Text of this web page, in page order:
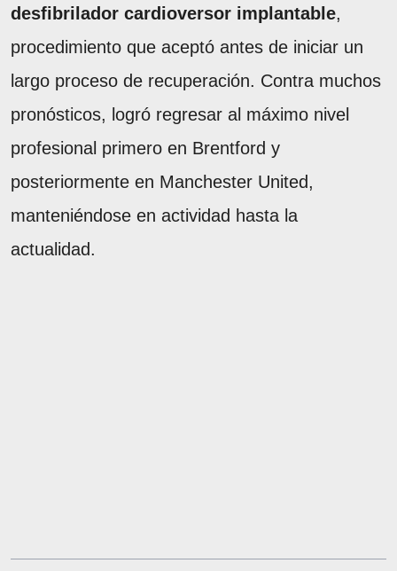
desfibrilador cardioversor implantable,
procedimiento que aceptó antes de iniciar un
largo proceso de recuperación. Contra muchos
pronósticos, logró regresar al máximo nivel
profesional primero en Brentford y
posteriormente en Manchester United,
manteniéndose en actividad hasta la
actualidad.